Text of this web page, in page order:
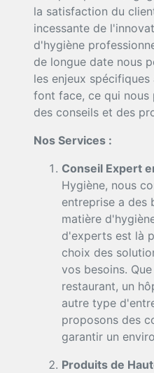
la satisfaction du
incessante de
d'hygiène
de longue date nous
les enjeux
font face, ce qui
des conseils et des
Nos Services :
Conseil Expert
Hygiène, nous
entreprise a des
matière
d'experts est là
choix des
vos besoins.
restaurant, un
autre type
proposons des
garantir un
Produits de